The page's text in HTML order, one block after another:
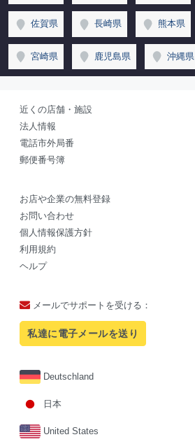
佐賀県 長崎県 熊本県
宮崎県 鹿児島県 沖縄県
近くの店舗・施設
法人情報
電話市外局番
郵便番号簿
お店や企業の無料登録
お問い合わせ
個人情報保護方針
利用規約
ヘルプ
メールでサポートを受ける：
私達に電子メールを送り
Deutschland
日本
United States